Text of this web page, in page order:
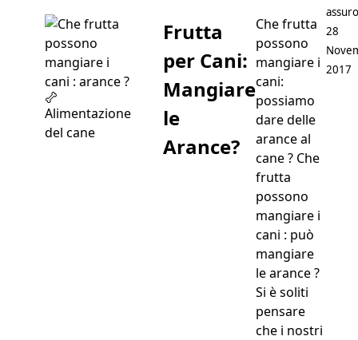
Alimentazione
del cane
Frutta
per Cani:
Mangiare
le
Arance?
Che frutta
possono
mangiare i
cani:
possiamo
dare delle
arance al
cane ? Che
frutta
possono
mangiare i
cani : può
mangiare
le arance ?
Si è soliti
pensare
che i nostri
28
2017